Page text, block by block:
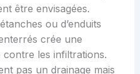
être envisagées.
ou d’enduits
crée une
contre les infiltrations.
pas un drainage mais